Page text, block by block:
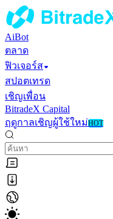
AiBot
ตลาด
ฟิวเจอร์ส
สปอตเทรด
เชิญเพื่อน
BitradeX Capital
ฤดูกาลเชิญผู้ใช้ใหม่HOT